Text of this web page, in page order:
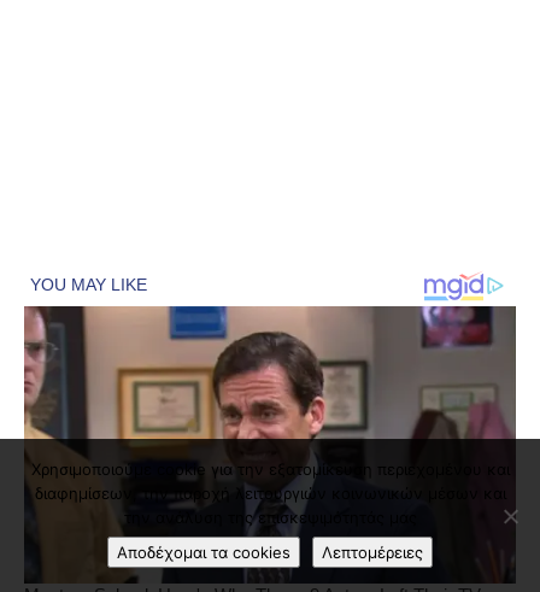
Χρησιμοποιούμε cookie για την εξατομίκευση περιεχομένου και
διαφημίσεων, την παροχή λειτουργιών κοινωνικών μέσων και
την ανάλυση της επισκεψιμότητάς μας
Αποδέχομαι τα cookies
Λεπτομέρειες